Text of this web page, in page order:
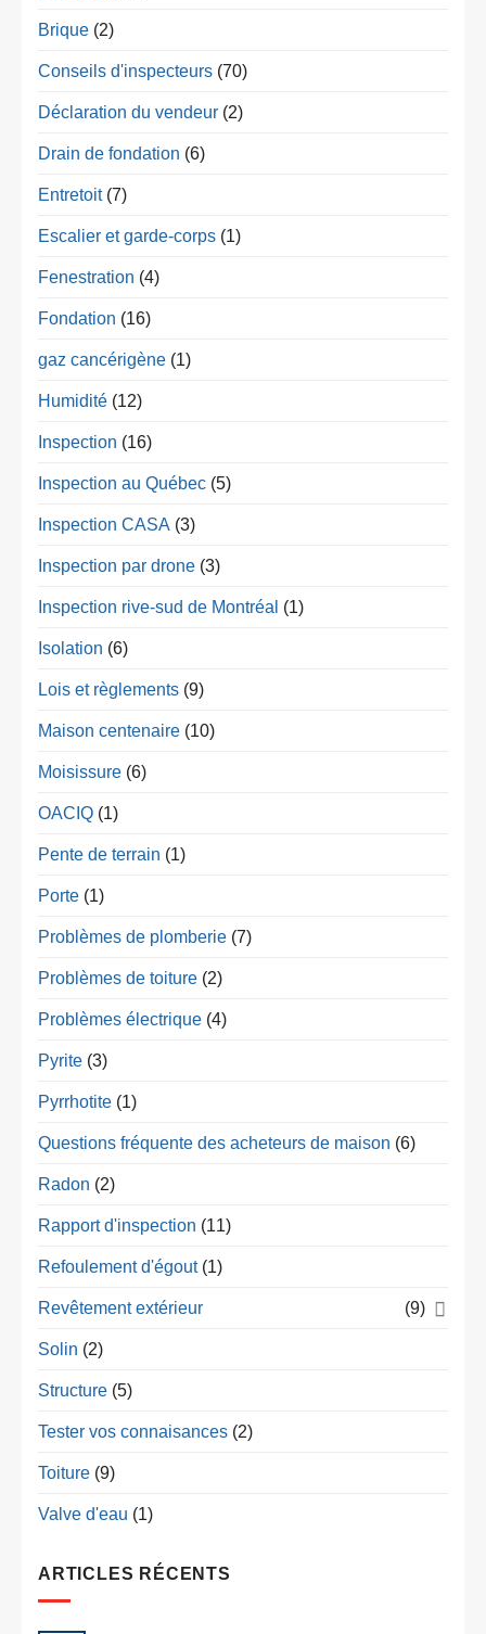
Brique (2)
Conseils d'inspecteurs (70)
Déclaration du vendeur (2)
Drain de fondation (6)
Entretoit(7)
Escalier et garde-corps (1)
Fenestration (4)
Fondation (16)
gaz cancérigène (1)
Humidité (12)
Inspection (16)
Inspection au Québec (5)
Inspection CASA (3)
Inspection par drone (3)
Inspection rive-sud de Montréal (1)
Isolation (6)
Lois et règlements (9)
Maison centenaire (10)
Moisissure (6)
OACIQ (1)
Pente de terrain (1)
Porte (1)
Problèmes de plomberie (7)
Problèmes de toiture (2)
Problèmes électrique (4)
Pyrite (3)
Pyrrhotite (1)
Questions fréquente des acheteurs de maison (6)
Radon (2)
Rapport d'inspection (11)
Refoulement d'égout(1)
Revêtement extérieur (9)
Solin (2)
Structure (5)
Tester vos connaisances (2)
Toiture (9)
Valve d'eau (1)
ARTICLES RÉCENTS